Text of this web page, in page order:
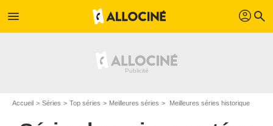
menu profil search
Accueil Séries Top séries Meilleures séries Meilleures séries historique